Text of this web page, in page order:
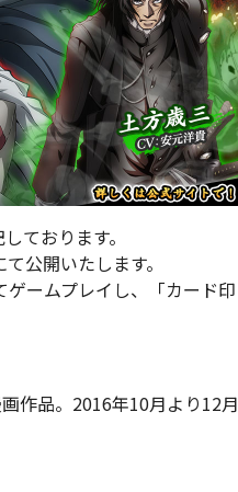
ております。
公開いたします。
ームプレイし、「カード印
作品。2016年10月より12月